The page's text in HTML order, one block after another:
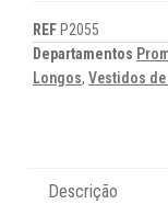
REF P2055
Departamentos
Longos, Vestidos de
Descrição